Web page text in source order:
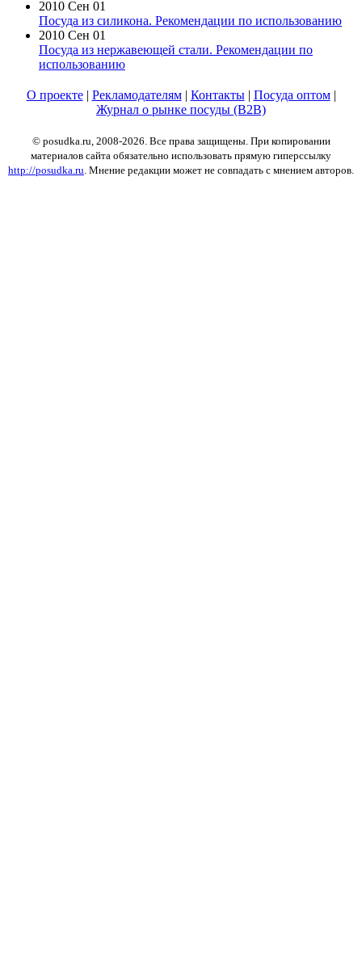
2010 Сен 01
Посуда из силикона. Рекомендации по использованию
2010 Сен 01
Посуда из нержавеющей стали. Рекомендации по
использованию
О проекте| Рекламодателям| Контакты| Посуда оптом|
Журнал о рынке посуды (B2B)
© posudka.ru, 2008-2026. Все права защищены. При копировании
материалов сайта обязательно использовать прямую гиперссылку
http://posudka.ru. Мнение редакции может не совпадать с мнением авторов.